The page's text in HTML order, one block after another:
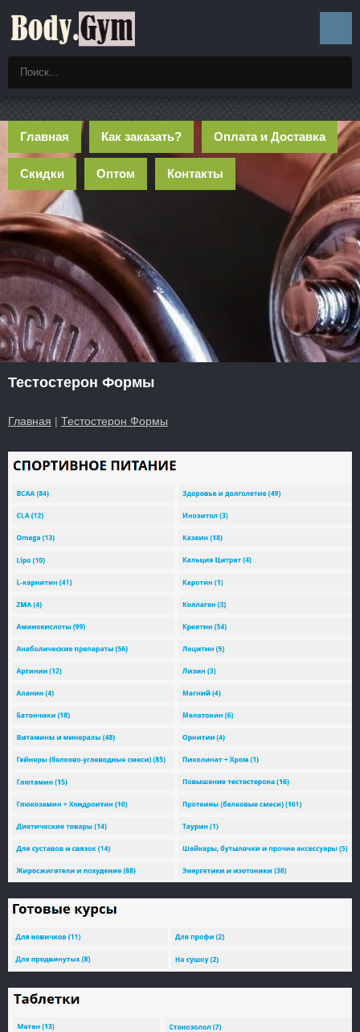
Главная Как заказать? Оплата и Доставка
Скидки Оптом Контакты
Тестостерон Формы
Главная | Тестостерон Формы